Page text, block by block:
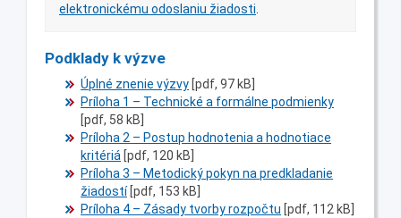
elektronickému odoslaniu žiadosti
Podklady k výzve
Úplné znenie výzvy [pdf, 97 kB]
Príloha 1 – Technické a formálne podmienky
[pdf, 58 kB]
Príloha 2 – Postup hodnotenia a hodnotiace
kritériá [pdf, 120 kB]
Príloha 3 – Metodický pokyn na predkladanie
žiadostí[pdf, 153 kB]
Príloha 4 – Zásady tvorby rozpočtu [pdf, 112 kB]